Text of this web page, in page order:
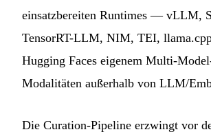
einsatzbereiten Runtimes — vLLM,
TensorRT-LLM, NIM, TEI,
Hugging Faces eigenem Multi-
Modalitäten außerhalb von LLM/
Die Curation-Pipeline erzwingt vor